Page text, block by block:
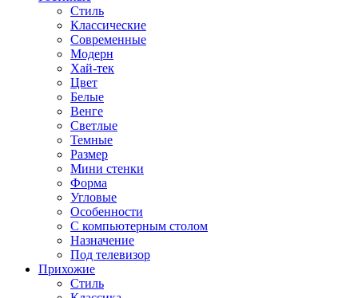
Стиль
Классические
Современные
Модерн
Хай-тек
Цвет
Белые
Венге
Светлые
Темные
Размер
Мини стенки
Форма
Угловые
Особенности
С компьютерным столом
Назначение
Под телевизор
Прихожие
Стиль